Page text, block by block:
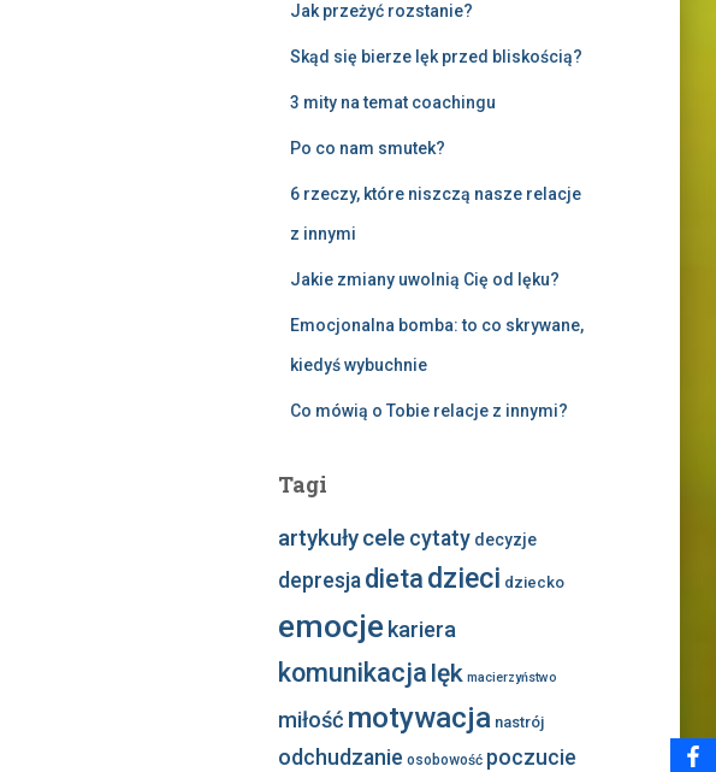
Jak przeżyć rozstanie?
Skąd się bierze lęk przed bliskością?
3 mity na temat coachingu
Po co nam smutek?
6 rzeczy, które niszczą nasze relacje
z innymi
Jakie zmiany uwolnią Cię od lęku?
Emocjonalna bomba: to co skrywane,
kiedyś wybuchnie
Co mówią o Tobie relacje z innymi?
Tagi
artykuły cele cytaty decyzje
depresja dieta dzieci dziecko
emocje kariera
komunikacja lęk macierzyństwo
miłość motywacja nastrój
odchudzanie osobowość poczucie